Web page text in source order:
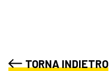
TORNA INDIETRO